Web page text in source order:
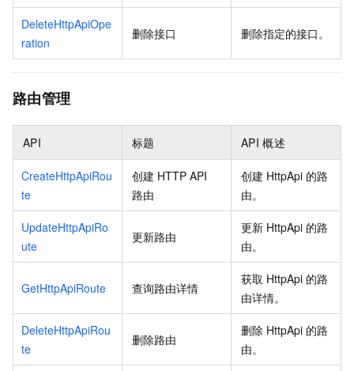
DeleteHttpApiOpe
ration
删除接口 删除指定的接口。
路由管理
API 标题 API 概述
CreateHttpApiRou
te
创建 HTTP API
路由
创建 HttpApi 的路
由。
UpdateHttpApiRo
ute
更新路由
更新 HttpApi 的路
由。
GetHttpApiRoute 查询路由详情
获取 HttpApi 的路
由详情。
DeleteHttpApiRou
te
删除路由
删除 HttpApi 的路
由。